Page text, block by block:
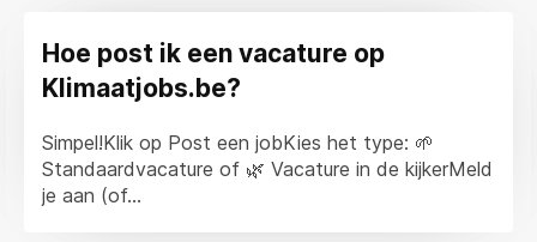
Hoe post ik een vacature op
Klimaatjobs.be?
Simpel!Klik op Post een jobKies het type: 🌱
Standaardvacature of 🌿 Vacature in de kijkerMeld
je aan (of...